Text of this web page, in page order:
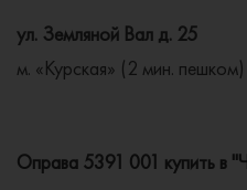
ул. Земляной Вал д. 25
м. «Курская» (2 мин. пешком)
Оправа 5391 001 купить в